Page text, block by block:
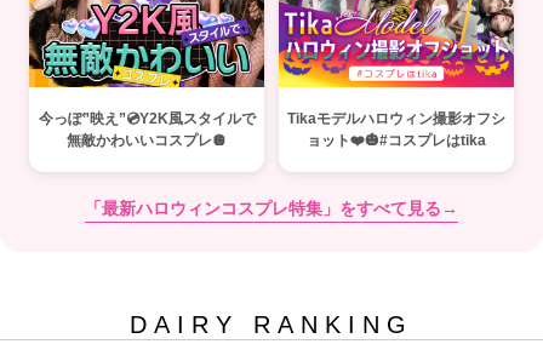
今っぽ”映え”💿Y2K風スタイルで
無敵かわいいコスプレ🪩
Tikaモデルハロウィン撮影オフシ
ョット❤️🎃#コスプレはtika
「最新ハロウィンコスプレ特集」をすべて見る→
DAIRY RANKING